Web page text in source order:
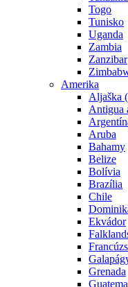
Togo
Tunisko
Uganda
Zambia
Zanzibar
Amerika
Aljaška
Antigua
Aruba
Bahamy
Belize
Bolívia
Brazília
Chile
Ekvádor
Grenada